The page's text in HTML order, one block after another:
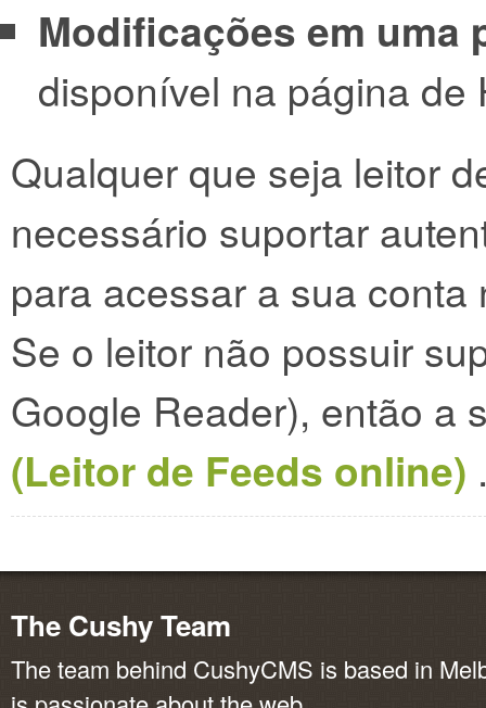
Modificações em uma
disponível na página de
Qualquer que seja leitor
necessário suportar
para acessar a sua
Se o leitor não possuir
Google Reader), então a
(Leitor de Feeds online)
The Cushy Team
The team behind CushyCMS is based in